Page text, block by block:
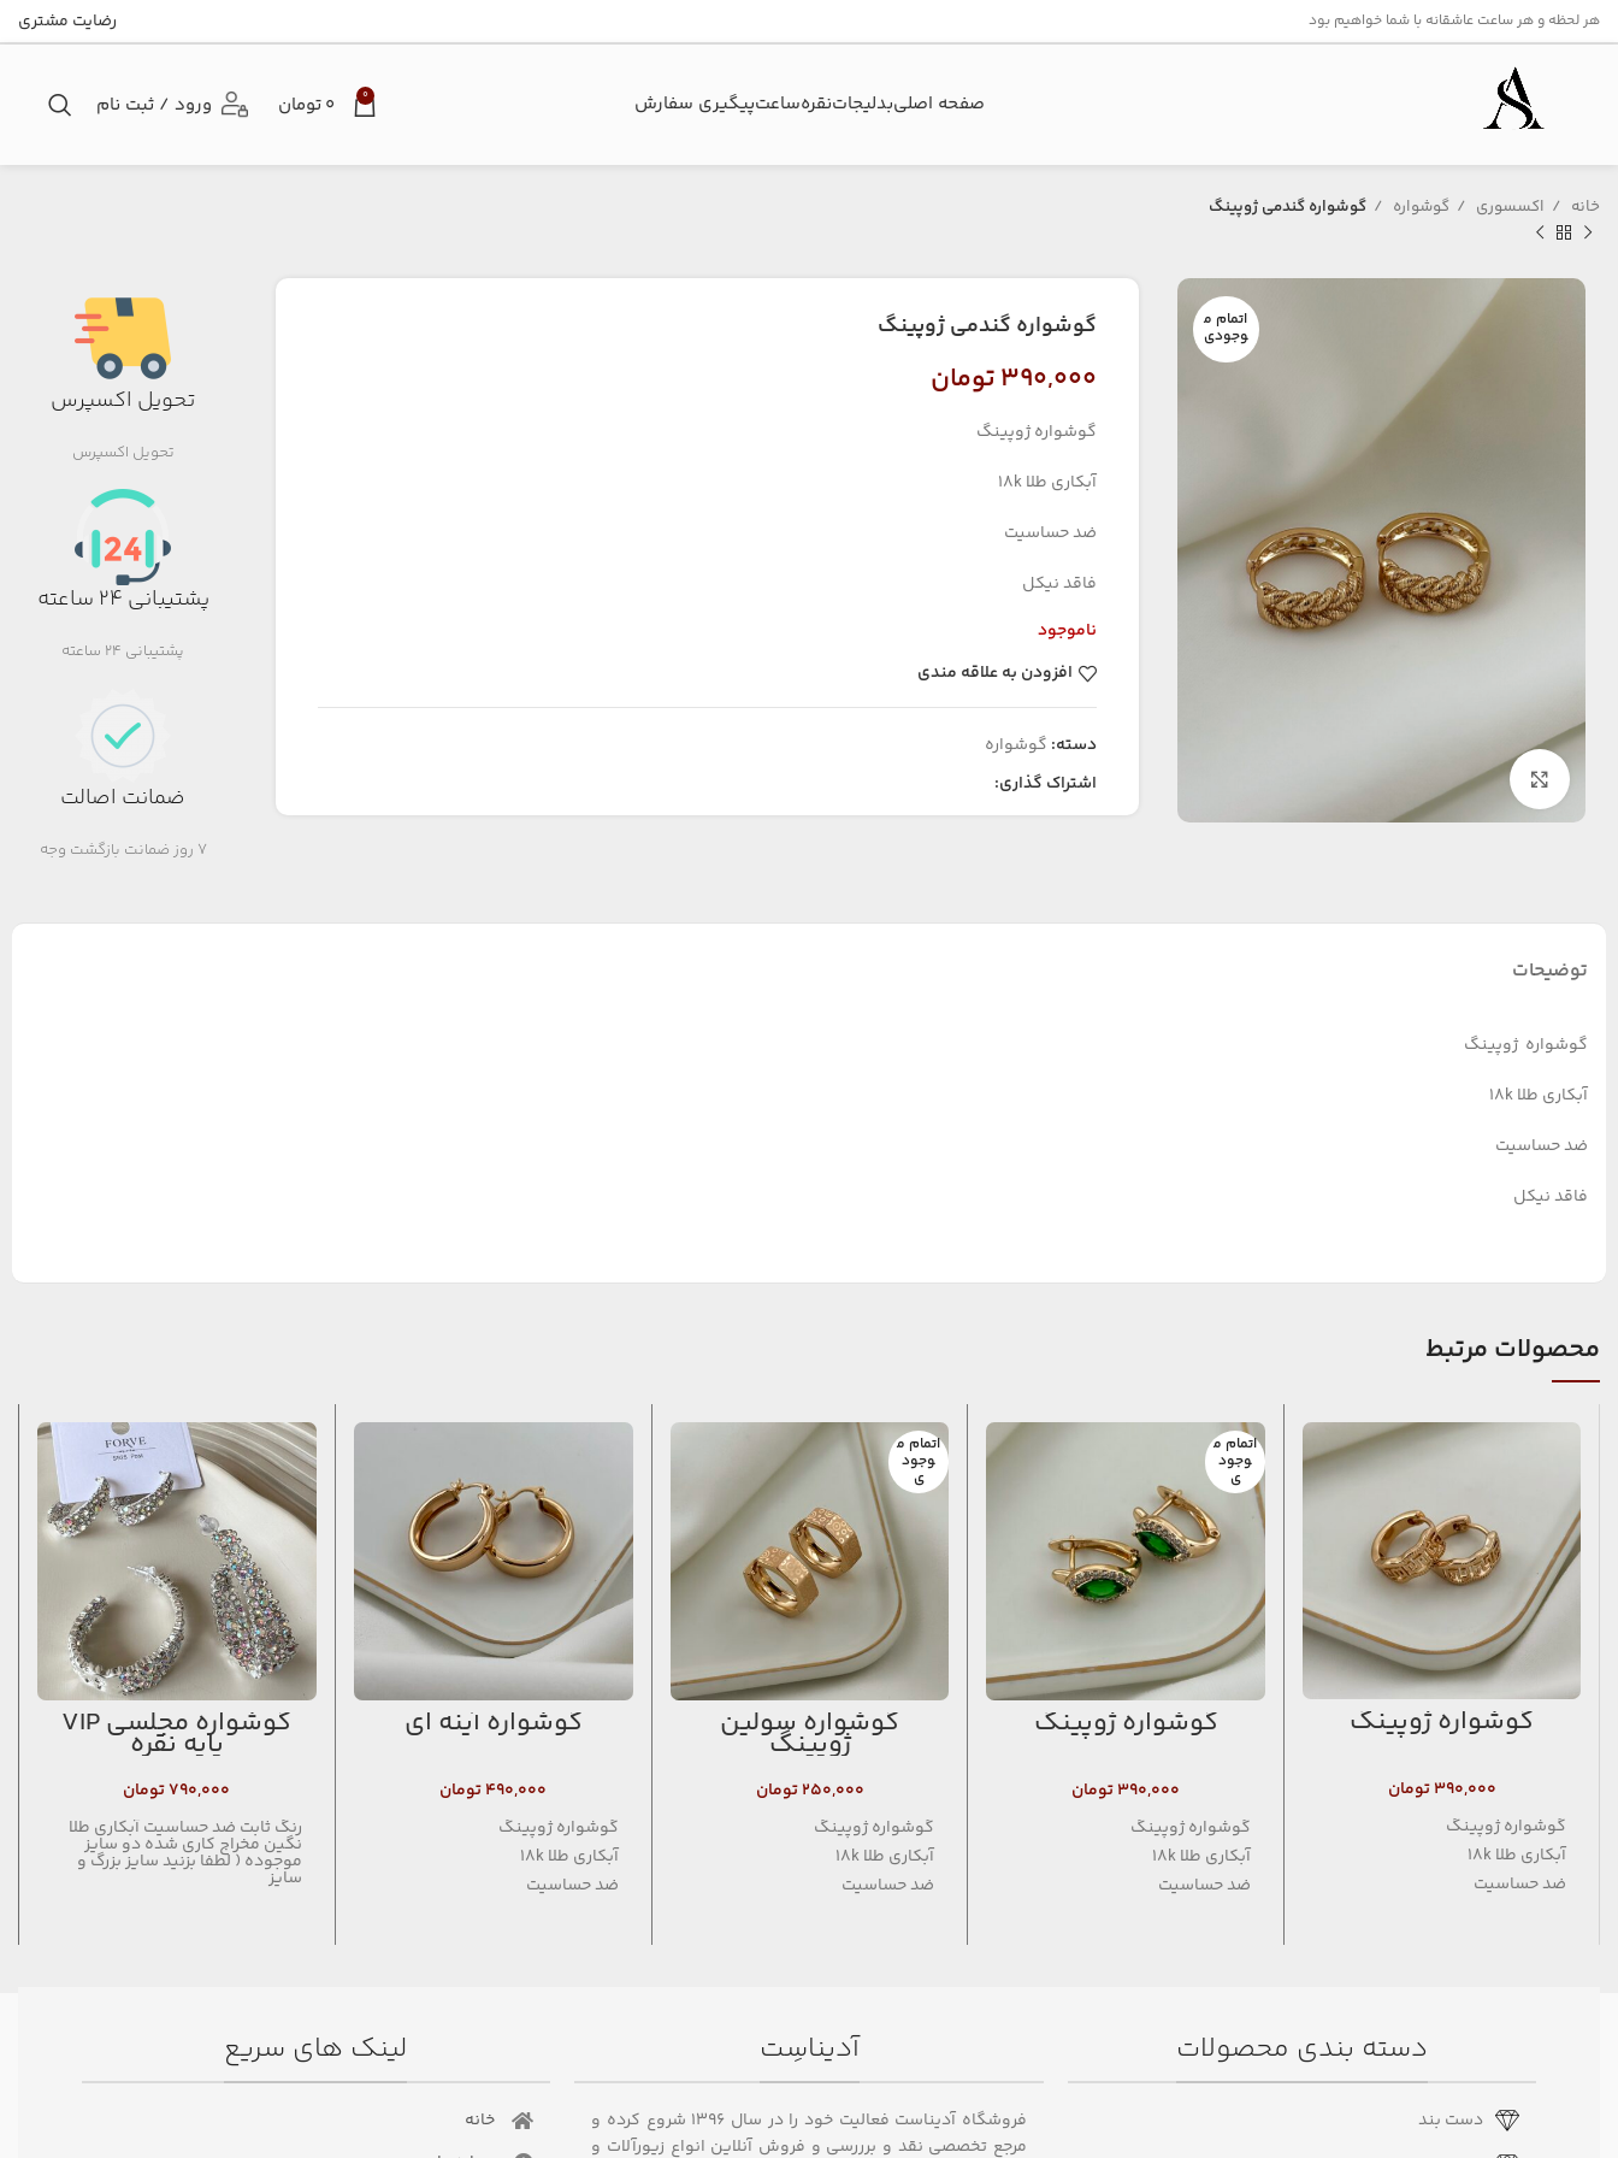
هر لحظه و هر ساعت عاشقانه با شما خواهیم بود رضایت مشتری
صفحه اصلیبدلیجاتنقرهساعتپیگیری سفارش‌ 0 ۰تومان ورود / ثبت نام
خانه اکسسوری گوشواره گوشواره گندمی ژوپینگ
اتمام م
وجودی
بزرگنمایی تصویر
گوشواره گندمی ژوپینگ
۳۹۰,۰۰۰تومان
گوشواره ژوپینگ
آبکاری طلا 18k
ضد حساسیت
فاقد نیکل
ناموجود
افزودن به علاقه مندی
دسته: گوشواره
اشتراک گذاری:
تحویل اکسپرس
تحویل اکسپرس
پشتیبانی 24 ساعته
پشتیبانی 24 ساعته
ضمانت اصالت
7 روز ضمانت بازگشت وجه
توضیحات
گوشواره ژوپینگ
آبکاری طلا ۱۸k
ضد حساسیت
فاقد نیکل
محصولات مرتبط
گوشواره ژوپینگ
۳۹۰,۰۰۰تومان
گوشواره ژوپینگ
آبکاری طلا 18k
ضد حساسیت
اتمام م
وجود
ی
گوشواره ژوپینگ
۳۹۰,۰۰۰تومان
گوشواره ژوپینگ
آبکاری طلا 18k
ضد حساسیت
اتمام م
وجود
ی
گوشواره سولین
ژوپینگ
۲۵۰,۰۰۰ تومان
گوشواره ژوپینگ
آبکاری طلا 18k
ضد حساسیت
گوشواره آینه ای
۴۹۰,۰۰۰تومان
گوشواره ژوپینگ
آبکاری طلا 18k
ضد حساسیت
گوشواره مجلسی VIP
پایه نقره
۷۹۰,۰۰۰تومان
رنگ ثابت ضد حساسیت آبکاری طلا
نگین مخراج کاری شده دو سایز
موجوده ( لطفا بزنید سایز بزرگ و
سایز
دسته بندی محصولات
دست بند
آدیناسِت
فروشگاه آدیناست فعالیت خود را در سال ۱۳۹۶ شروع کرده و
مرجع تخصصی نقد و برررسی و فروش آنلاین انواع زیورآلات و
لینک های سریع
خانه